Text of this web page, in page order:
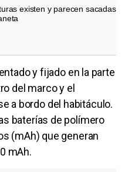
existen y parecen sacadas
y fijado en la parte
del marco y el
a bordo del habitáculo.
baterías de polímero
(mAh) que generan
mAh.